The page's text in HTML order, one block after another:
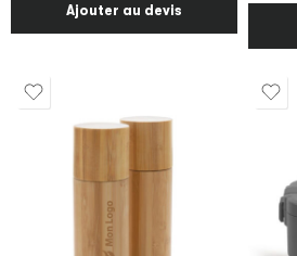
Ajouter au devis